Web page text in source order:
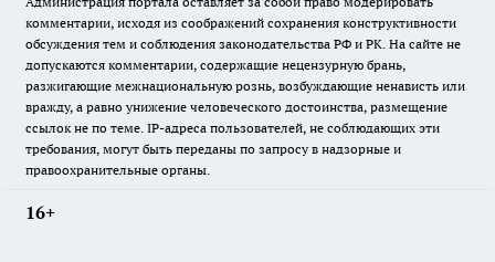
комментарии, исходя из соображений сохранения конструктивности
обсуждения тем и соблюдения законодательства РФ и РК. На сайте не
допускаются комментарии, содержащие нецензурную брань,
разжигающие межнациональную рознь, возбуждающие ненависть или
вражду, а равно унижение человеческого достоинства, размещение
ссылок не по теме. IP-адреса пользователей, не соблюдающих эти
требования, могут быть переданы по запросу в надзорные и
правоохранительные органы.
16+